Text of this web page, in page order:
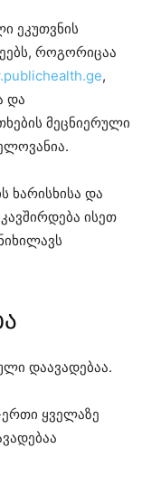
ეკუთვნის
როგორიცაა
,
და
მეცნიერული
ხარისხისა და
ისეთ
დაავადებაა.
ყველაზე